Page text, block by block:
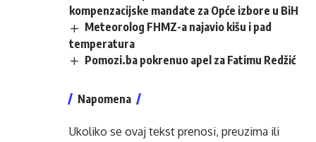
kompenzacijske mandate za Opće izbore u BiH
Meteorolog FHMZ-a najavio kišu i pad
temperatura
Pomozi.ba pokrenuo apel za Fatimu Redžić
Napomena
Ukoliko se ovaj tekst prenosi, preuzima ili